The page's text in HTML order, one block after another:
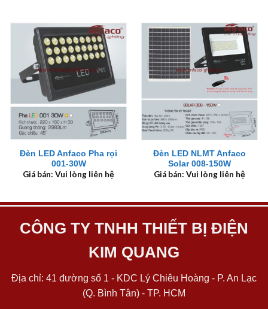
Đèn LED Anfaco Pha rọi
001-30W
Giá bán: Vui lòng liên hệ
Đèn LED NLMT Anfaco
Solar 008-150W
Giá bán: Vui lòng liên hệ
CÔNG TY TNHH THIẾT BỊ ĐIỆN
KIM QUANG
Địa chỉ: 41 đường số 1 - KDC Lý Chiêu Hoàng - P. An Lạc
(Q. Bình Tân) - TP. HCM